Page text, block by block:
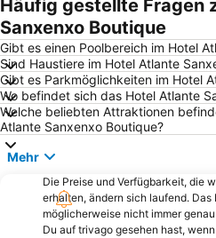
Areacova
Santa María de Caldas de Reis
Coia
Ría de Muros y Noia
Praia de Lapamán
Monasterio Poio
Praia da Punta
Saians
Silgar
Häufig gestellte Fragen
Sanxenxo Boutique
Gibt es einen Poolbereich im Hotel
Sind Haustiere im Hotel Atlante
Gibt es Parkmöglichkeiten im Hotel
Wo befindet sich das Hotel Atlante
Welche beliebten Attraktionen
Atlante Sanxenxo Boutique?
Mehr
Die Preise und Verfügbarkeit, die
erhalten, ändern sich laufend. Das
möglicherweise nicht immer
Du auf trivago gesehen hast,